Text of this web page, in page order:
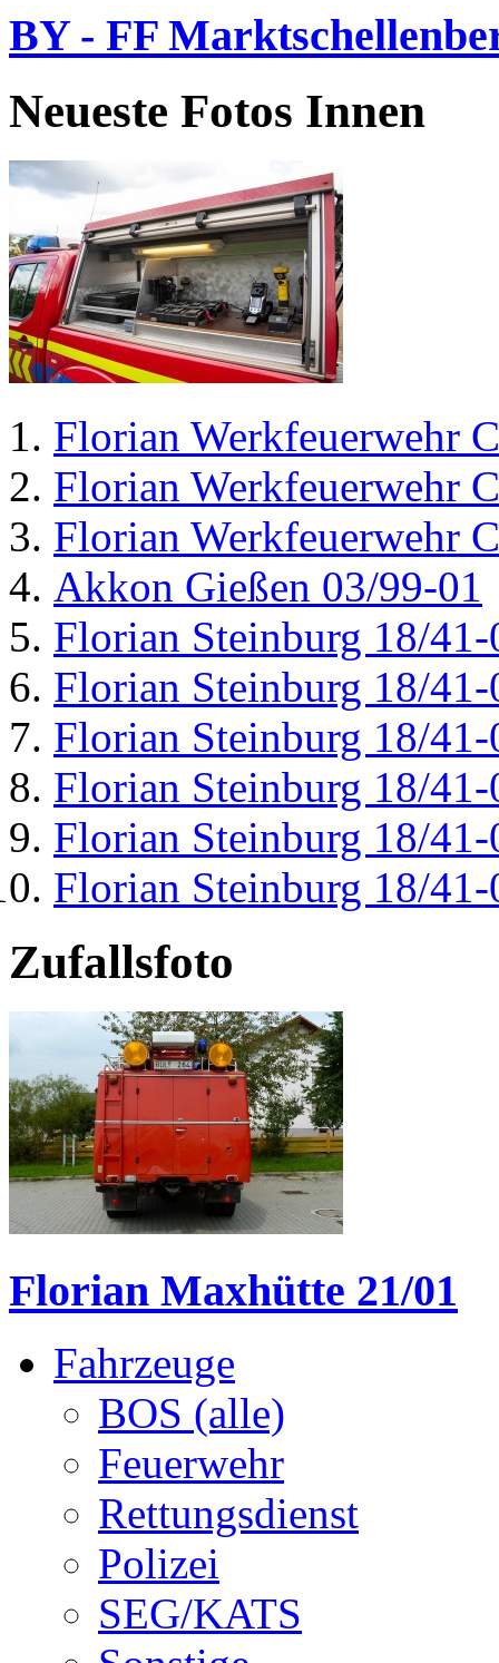
BY - FF
Neueste Fotos Innen
Florian Werkfeuerwehr
Florian Werkfeuerwehr
Florian Werkfeuerwehr
Akkon Gießen 03/99-01
Florian Steinburg 18/41-
Florian Steinburg 18/41-
Florian Steinburg 18/41-
Florian Steinburg 18/41-
Florian Steinburg 18/41-
Florian Steinburg 18/41-
Zufallsfoto
Florian Maxhütte 21/01
Fahrzeuge
BOS (alle)
Feuerwehr
Rettungsdienst
Polizei
SEG/KATS